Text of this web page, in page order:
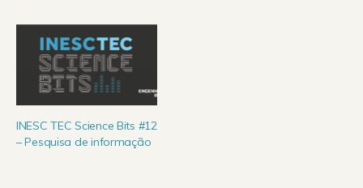
INESC TEC Science Bits #12
– Pesquisa de informação